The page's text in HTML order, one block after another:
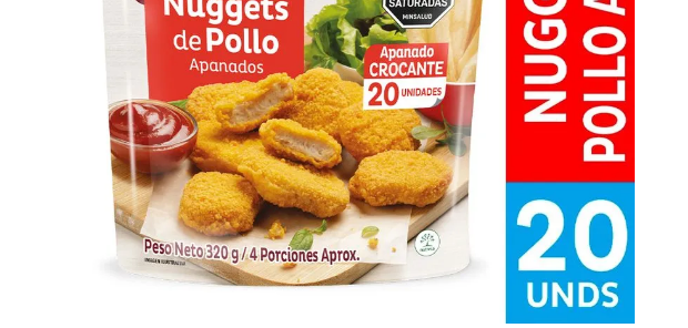
lácteos y refrigerados
vinos y licores
cuidado del bebé
mascotas
Mantequilla